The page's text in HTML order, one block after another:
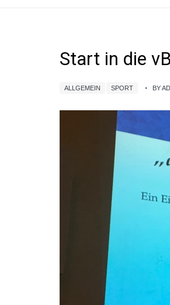
Start in die
ALLGEMEIN SPORT BY